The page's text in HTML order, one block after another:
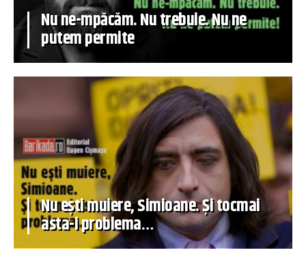
Nu ne-mpăcăm. Nu trebuie. Nu ne
putem permite
Nu ești muiere, Simioane. Și tocmai
asta-i problema…